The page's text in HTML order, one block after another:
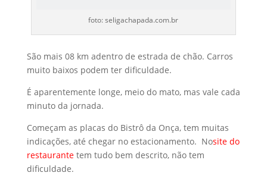
minuto da jornada.
indicações, até chegar no estacionamento. Nosite do
restaurantetem tudo bem descrito, não tem
dificuldade.
A chegada já é uma surpresa, pois tem de deixar o
carro 250 metros antes e ir andando. Você conhecerá
a Horta orgânica, sintrópica de onde vem
praticamente tudo que é servido nas mesas. Curiosa
que sou, entrei e vi tudo, os processos